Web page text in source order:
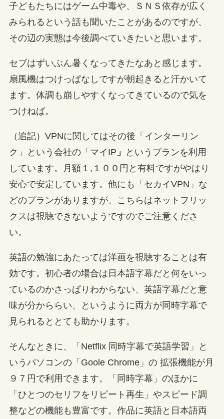
子どもたちにはゲーム中毒や、ＳＮＳ依存が広く
みられるという話も聞いたことがあるのですが、
その辺の実態は今後調べていきたいと思います。
セブはずいぶん暑くなってきたなあと感じます。
扇風機はつけっぱなしですが朝起きると汗かいて
ます。体調も崩しやすくなってきているので気を
つけねば。
（追記）VPNに関してはその後「インターリン
ク」という会社の「マイIP 」
というプランを利用
しています。月額１,１００円と有料ですがやはり
安心で安定しています。他にも「セカイVPN」な
どのプランがありますが、こちらはネットフリッ
クスは視聴できないようですのでご注意くださ
い。
英語の勉強にあたっては洋画を視聴することは有
効です。初心者の場合は日本語字幕だと何をいっ
ているのかさっぱりわからない、英語字幕だと意
味が分かららい、というように両方が同時字幕で
見られるととても助かります。
そんなときに、「Netflix 同時字幕で英語学習」と
いうパソコンの「Goole Chrome」の 拡張機能が月
９７円で利用できます。「同時字幕」のほかに
「ひとつのセリフをリピート再生」やスピード調
整などの機能も豊富です。作品に英語と日本語両